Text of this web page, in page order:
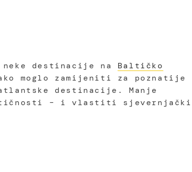
neke destinacije na Baltičko
moglo zamijeniti za poznatije
destinacije. Manje
– i vlastiti sjevernjački